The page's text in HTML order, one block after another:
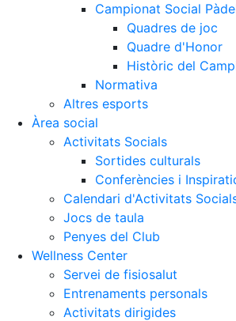
Campionat Social
Quadres de joc
Quadre d'Honor
Històric del
Normativa
Altres esports
Àrea social
Activitats Socials
Sortides culturals
Conferències i
Calendari d'Activitats
Jocs de taula
Penyes del Club
Wellness Center
Servei de fisiosalut
Entrenaments personals
Activitats dirigides